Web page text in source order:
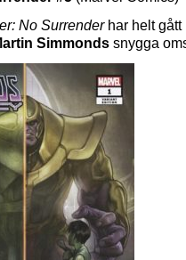
No Surrenderhar helt gått
Simmonds snygga